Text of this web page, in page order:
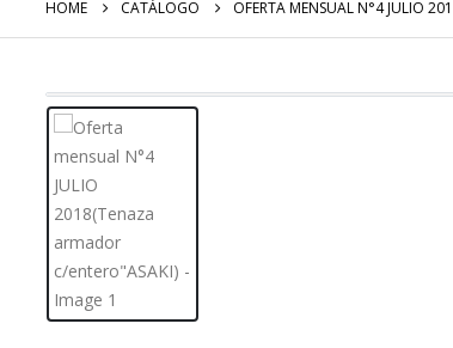
HOME CATÁLOGO OFERTA MENSUAL N°4 JULIO